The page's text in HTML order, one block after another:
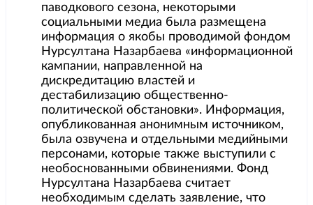
паводкового сезона, некоторыми
социальными медиа была размещена
информация о якобы проводимой фондом
Нурсултана Назарбаева «информационной
кампании, направленной на
дискредитацию властей и
дестабилизацию общественно-
политической обстановки». Информация,
опубликованная анонимным источником,
была озвучена и отдельными медийными
персонами, которые также выступили с
необоснованными обвинениями. Фонд
Нурсултана Назарбаева считает
необходимым сделать заявление, что